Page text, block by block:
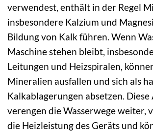
verwendest, enthält in der Regel
insbesondere Kalzium und
Bildung von Kalk führen. Wenn
Maschine stehen bleibt,
Leitungen und Heizspiralen,
Mineralien ausfallen und sich als
Kalkablagerungen absetzen.
verengen die Wasserwege weiter,
die Heizleistung des Geräts und